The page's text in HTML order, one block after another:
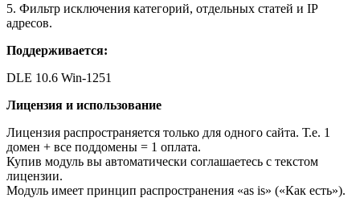
5. Фильтр исключения категорий, отдельных статей и IP
адресов.
Поддерживается:
DLE 10.6 Win-1251
Лицензия и использование
Лицензия распространяется только для одного сайта. Т.е. 1
домен + все поддомены = 1 оплата.
Купив модуль вы автоматически соглашаетесь с текстом
лицензии.
Модуль имеет принцип распространения «as is» («Как есть»).